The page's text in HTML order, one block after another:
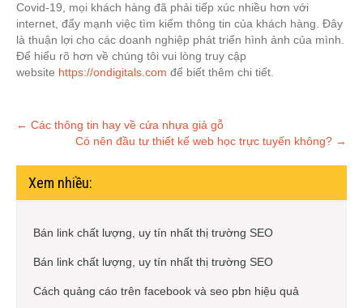
Covid-19, mọi khách hàng đã phải tiếp xúc nhiều hơn với
internet, đẩy mạnh việc tìm kiếm thông tin của khách hàng. Đây
là thuận lợi cho các doanh nghiệp phát triển hình ảnh của mình.
Để hiểu rõ hơn về chúng tôi vui lòng truy cập
website https://ondigitals.com để biết thêm chi tiết.
Post
navigation
← Các thông tin hay về cửa nhựa giả gỗ
Có nên đầu tư thiết kế web học trực tuyến không? →
Xem nhiều:
Bán link chất lượng, uy tín nhất thị trường SEO
Bán link chất lượng, uy tín nhất thị trường SEO
Cách quảng cáo trên facebook và seo pbn hiệu quả